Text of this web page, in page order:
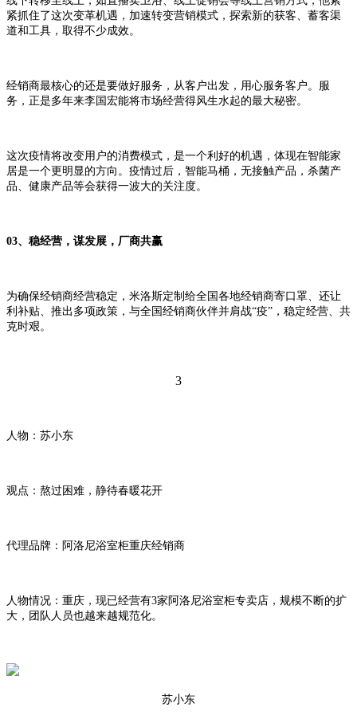
紧抓住了这次变革机遇，加速转变营销模式，探索新的获客、蓄客渠
道和工具，取得不少成效。
经销商最核心的还是要做好服务，从客户出发，用心服务客户。服
务，正是多年来李国宏能将市场经营得风生水起的最大秘密。
这次疫情将改变用户的消费模式，是一个利好的机遇，体现在智能家
居是一个更明显的方向。疫情过后，智能马桶，无接触产品，杀菌产
品、健康产品等会获得一波大的关注度。
03、稳经营，谋发展，厂商共赢
为确保经销商经营稳定，米洛斯定制给全国各地经销商寄口罩、还让
利补贴、推出多项政策，与全国经销商伙伴并肩战“疫”，稳定经营、共
克时艰。
3
人物 ：苏小东
观点：熬过困难，静待春暖花开
代理品牌：阿洛尼浴室柜重庆经销商
人物情况：重庆，现已经营有3家阿洛尼浴室柜专卖店，规模不断的扩
大，团队人员也越来越规范化。
苏小东